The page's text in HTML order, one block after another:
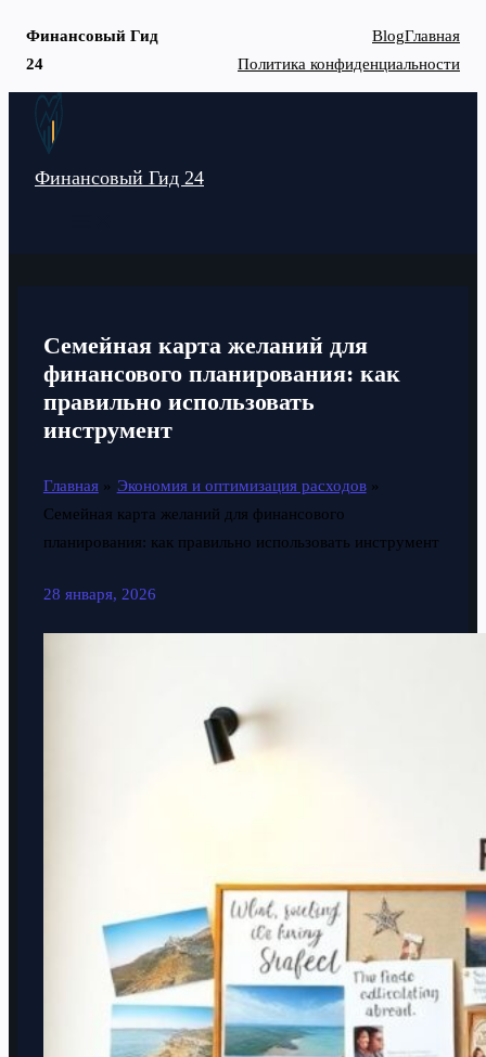
Финансовый Гид
24
BlogГлавная
Политика конфиденциальности
Перейти
Финансовый Гид 24
Семейная карта желаний для
финансового планирования: как
правильно использовать
инструмент
Главная
Экономия и оптимизация расходов
Семейная карта желаний для финансового
планирования: как правильно использовать инструмент
28 января, 2026